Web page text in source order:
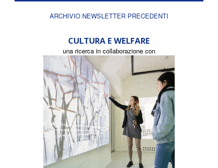
ARCHIVIO NEWSLETTER PRECEDENTI
CULTURA E WELFARE
una ricerca in collaborazione con